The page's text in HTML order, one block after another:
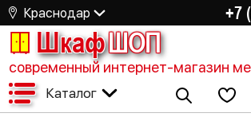
Краснодар +7
ШкафШОП
современный интернет-магазин
Каталог